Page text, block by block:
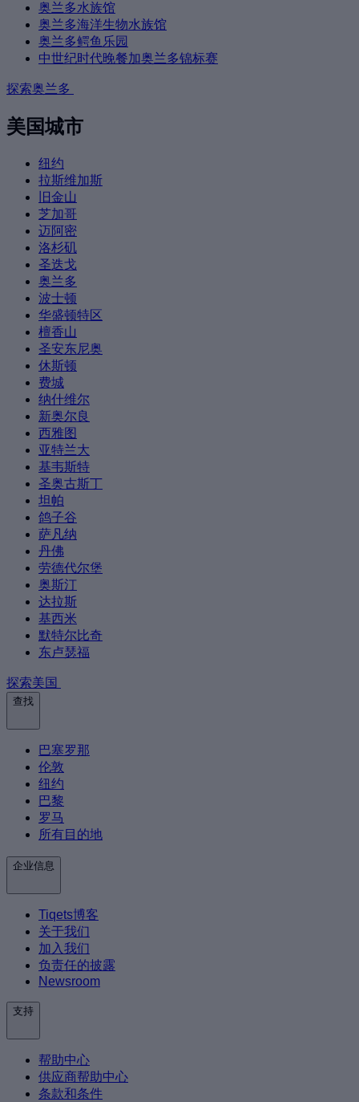
奥兰多水族馆
奥兰多海洋生物水族馆
奥兰多鳄鱼乐园
中世纪时代晚餐加奥兰多锦标赛
探索奥兰多
美国城市
纽约
拉斯维加斯
旧金山
芝加哥
迈阿密
洛杉矶
圣迭戈
奥兰多
波士顿
华盛顿特区
檀香山
圣安东尼奥
休斯顿
费城
纳什维尔
新奥尔良
西雅图
亚特兰大
基韦斯特
圣奥古斯丁
坦帕
鸽子谷
萨凡纳
丹佛
劳德代尔堡
奥斯汀
达拉斯
基西米
默特尔比奇
东卢瑟福
探索美国
查找
巴塞罗那
伦敦
纽约
巴黎
罗马
所有目的地
企业信息
Tiqets博客
关于我们
加入我们
负责任的披露
Newsroom
支持
帮助中心
供应商帮助中心
条款和条件